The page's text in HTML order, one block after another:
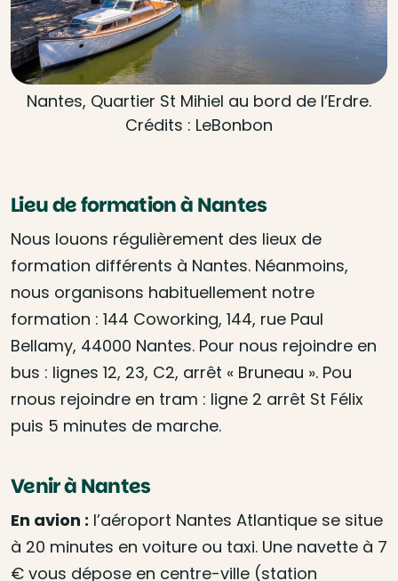
Nantes, Quartier St Mihiel au bord de l’Erdre.
Crédits : LeBonbon
Lieu de formation à Nantes
Nous louons régulièrement des lieux de
formation différents à Nantes. Néanmoins,
nous organisons habituellement notre
formation : 144 Coworking, 144, rue Paul
Bellamy, 44000 Nantes. Pour nous rejoindre en
bus : lignes 12, 23, C2, arrêt « Bruneau ». Pou
rnous rejoindre en tram : ligne 2 arrêt St Félix
puis 5 minutes de marche.
Venir à Nantes
En avion : l’aéroport Nantes Atlantique se situe
à 20 minutes en voiture ou taxi. Une navette à 7
€ vous dépose en centre-ville (station